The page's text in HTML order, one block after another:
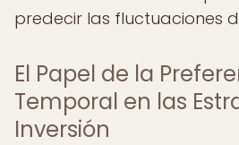
predecir las fluctuaciones
El Papel de la
Temporal en las
Inversión